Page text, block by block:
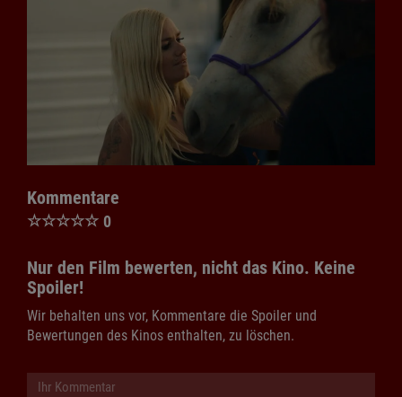
Kommentare
☆☆☆☆☆ 0
Nur den Film bewerten, nicht das Kino. Keine
Spoiler!
Wir behalten uns vor, Kommentare die Spoiler und
Bewertungen des Kinos enthalten, zu löschen.